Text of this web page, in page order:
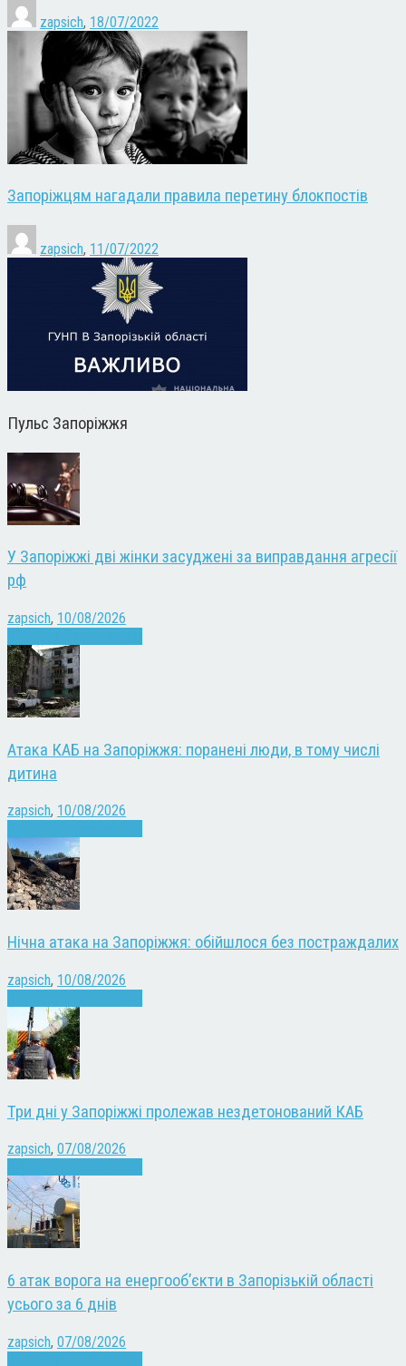
zapsich, 18/07/2022
Запоріжцям нагадали правила перетину блокпостів
zapsich, 11/07/2022
Пульс Запоріжжя
У Запоріжжі дві жінки засуджені за виправдання агресії
рф
zapsich, 10/08/2026
Атака КАБ на Запоріжжя: поранені люди, в тому числі
дитина
zapsich, 10/08/2026
Нічна атака на Запоріжжя: обійшлося без постраждалих
zapsich, 10/08/2026
Три дні у Запоріжжі пролежав нездетонований КАБ
zapsich, 07/08/2026
6 атак ворога на енергооб’єкти в Запорізькій області
усього за 6 днів
zapsich, 07/08/2026